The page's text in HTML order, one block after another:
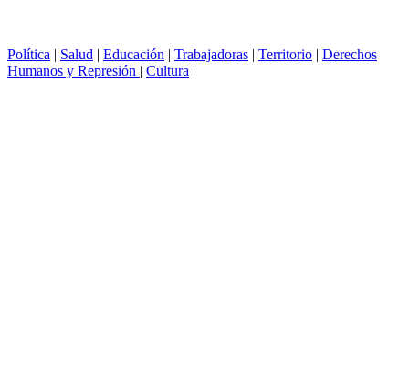
Política | Salud | Educación | Trabajadoras | Territorio | Derechos
Humanos y Represión | Cultura |